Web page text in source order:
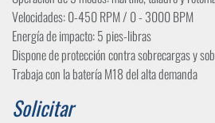
Velocidades: 0-450 RPM / 0 - 3000 BPM
Energía de impacto: 5 pies-libras
Dispone de protección contra sobrecargas y
Trabaja con la batería M18 del alta demanda
Solicitar